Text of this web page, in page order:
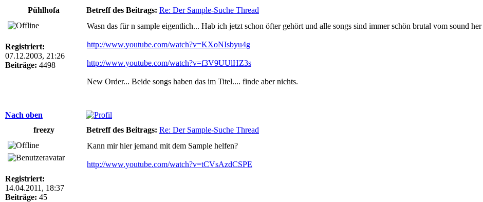
Pühlhofa
Betreff des Beitrags: Re: Der Sample-Suche Thread
Registriert:
07.12.2003, 21:26
Beiträge: 4498
Wasn das für n sample eigentlich... Hab ich jetzt schon öfter gehört und alle songs sind immer schön brutal vom sound her
http://www.youtube.com/watch?v=KXoNIsbyu4g
http://www.youtube.com/watch?v=f3V9UUlHZ3s
New Order... Beide songs haben das im Titel.... finde aber nichts.
Nach oben
freezy
Betreff des Beitrags: Re: Der Sample-Suche Thread
Registriert:
14.04.2011, 18:37
Beiträge: 45
Kann mir hier jemand mit dem Sample helfen?
http://www.youtube.com/watch?v=tCVsAzdCSPE